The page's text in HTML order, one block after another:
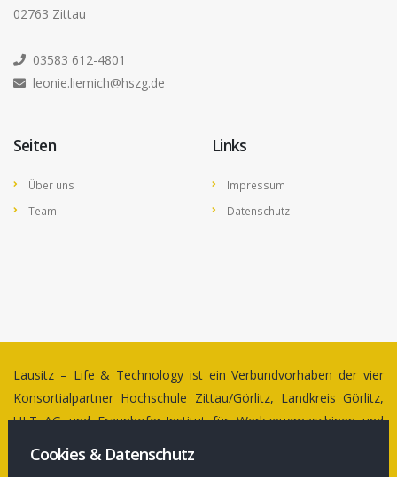
Cookies & Datenschutz
02763 Zittau
03583 612-4801
leonie.liemich@hszg.de
Seiten
Über uns
Team
Links
Impressum
Datenschutz
Lausitz – Life & Technology ist ein Verbundvorhaben der vier
Konsortialpartner Hochschule Zittau/Görlitz, Landkreis Görlitz,
ULT AG und Fraunhofer-Institut für Werkzeugmaschinen und
Umformtechnik (IWU)